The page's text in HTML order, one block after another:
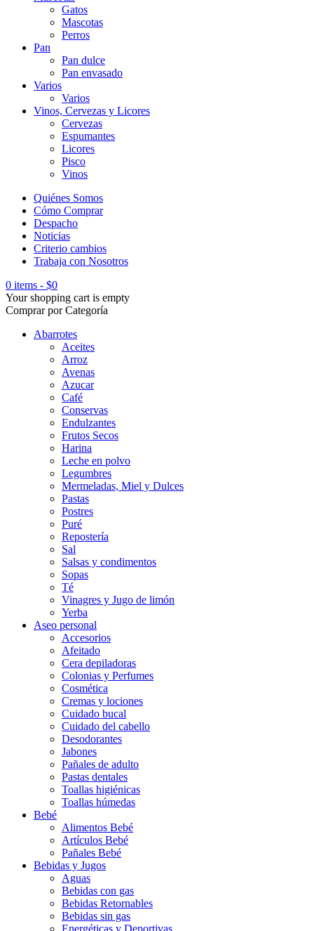
Gatos
Mascotas
Perros
Pan
Pan dulce
Pan envasado
Varios
Varios
Vinos, Cervezas y Licores
Cervezas
Espumantes
Licores
Pisco
Vinos
Quiénes Somos
Cómo Comprar
Despacho
Noticias
Criterio cambios
Trabaja con Nosotros
0 items - $0
Your shopping cart is empty
Comprar por Categoría
Abarrotes
Aceites
Arroz
Avenas
Azucar
Café
Conservas
Endulzantes
Frutos Secos
Harina
Leche en polvo
Legumbres
Mermeladas, Miel y Dulces
Pastas
Postres
Puré
Repostería
Sal
Salsas y condimentos
Sopas
Té
Vinagres y Jugo de limón
Yerba
Aseo personal
Accesorios
Afeitado
Cera depiladoras
Colonias y Perfumes
Cosmética
Cremas y lociones
Cuidado bucal
Cuidado del cabello
Desodorantes
Jabones
Pañales de adulto
Pastas dentales
Toallas higiénicas
Toallas húmedas
Bebé
Alimentos Bebé
Artículos Bebé
Pañales Bebé
Bebidas y Jugos
Aguas
Bebidas con gas
Bebidas Retornables
Bebidas sin gas
Energéticas y Deportivas